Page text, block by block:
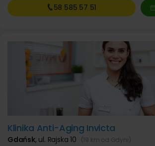
58 585 57 51
Klinika Anti-Aging Invicta
Gdańsk, ul. Rajska 10 (19 km od Gdyni)